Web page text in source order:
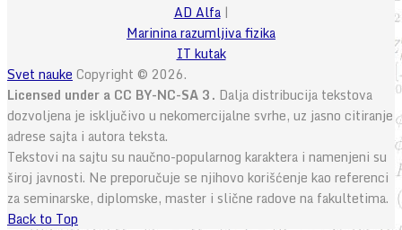
AD Alfa|
Marinina razumljiva fizika
IT kutak
Svet nauke Copyright © 2026.
Licensed under a CC BY-NC-SA 3. Dalja distribucija tekstova
dozvoljena je isključivo u nekomercijalne svrhe, uz jasno citiranje
adrese sajta i autora teksta.
Tekstovi na sajtu su naučno-popularnog karaktera i namenjeni su
široj javnosti. Ne preporučuje se njihovo korišćenje kao referenci
za seminarske, diplomske, master i slične radove na fakultetima.
Back to Top